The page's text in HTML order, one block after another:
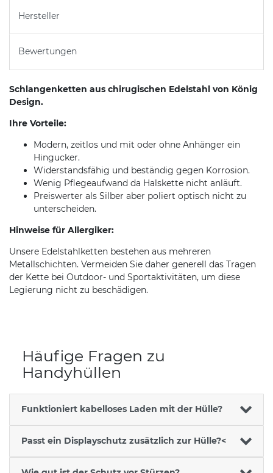
Hersteller
Bewertungen
Schlangenketten aus chirugischen Edelstahl von König
Design.
Ihre Vorteile:
Modern, zeitlos und mit oder ohne Anhänger ein
Hingucker.
Widerstandsfähig und beständig gegen Korrosion.
Wenig Pflegeaufwand da Halskette nicht anläuft.
Preiswerter als Silber aber poliert optisch nicht zu
unterscheiden.
Hinweise für Allergiker:
Unsere Edelstahlketten bestehen aus mehreren
Metallschichten. Vermeiden Sie daher generell das Tragen
der Kette bei Outdoor- und Sportaktivitäten, um diese
Legierung nicht zu beschädigen.
Häufige Fragen zu
Handyhüllen
Funktioniert kabelloses Laden mit der Hülle?
Passt ein Displayschutz zusätzlich zur Hülle?<